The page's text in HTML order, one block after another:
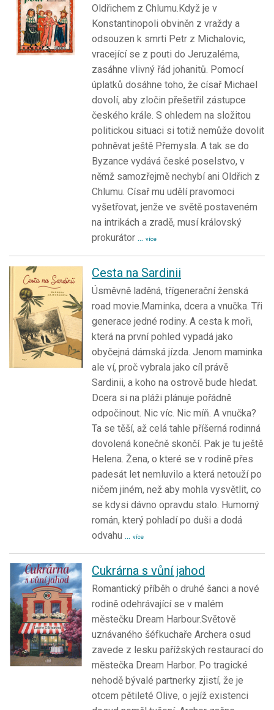
Oldřichem z Chlumu.Když je v
Konstantinopoli obviněn z vraždy a
odsouzen k smrti Petr z Michalovic,
vracející se z pouti do Jeruzaléma,
zasáhne vlivný řád johanitů. Pomocí
úplatků dosáhne toho, že císař Michael
dovolí, aby zločin přešetřil zástupce
českého krále. S ohledem na složitou
politickou situaci si totiž nemůže dovolit
pohněvat ještě Přemysla. A tak se do
Byzance vydává české poselstvo, v
němž samozřejmě nechybí ani Oldřich z
Chlumu. Císař mu udělí pravomoci
vyšetřovat, jenže ve světě postaveném
na intrikách a zradě, musí královský
prokurátor ... více
Cesta na Sardinii
Úsměvně laděná, třígenerační ženská
road movie.Maminka, dcera a vnučka. Tři
generace jedné rodiny. A cesta k moři,
která na první pohled vypadá jako
obyčejná dámská jízda. Jenom maminka
ale ví, proč vybrala jako cíl právě
Sardinii, a koho na ostrově bude hledat.
Dcera si na pláži plánuje pořádně
odpočinout. Nic víc. Nic míň. A vnučka?
Ta se těší, až celá tahle příšerná rodinná
dovolená konečně skončí. Pak je tu ještě
Helena. Žena, o které se v rodině přes
padesát let nemluvilo a která netouží po
ničem jiném, než aby mohla vysvětlit, co
se kdysi dávno opravdu stalo. Humorný
román, který pohladí po duši a dodá
odvahu ... více
Cukrárna s vůní jahod
Romantický příběh o druhé šanci a nové
rodině odehrávající se v malém
městečku Dream Harbour.Světově
uznávaného šéfkuchaře Archera osud
zavede z lesku pařížských restaurací do
městečka Dream Harbor. Po tragické
nehodě bývalé partnerky zjistí, že je
otcem pětileté Olive, o jejíž existenci